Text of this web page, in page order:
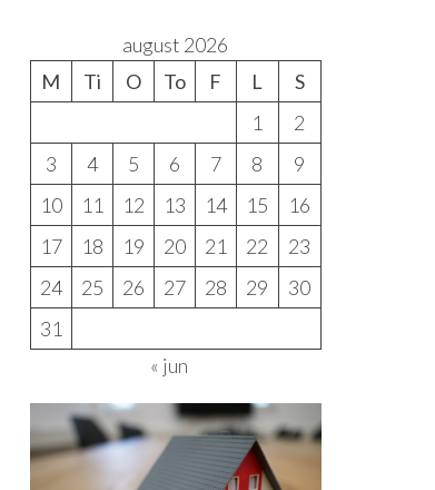
august 2026
M
Ti O To F L
S
1
2
3
4 5 6 7 8
9
10
11 12 13 14 15
16
17
18 19 20 21 22
23
24
25 26 27 28 29
30
31
« jun